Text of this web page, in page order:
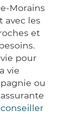
Morains
avec les
et
pour
vie
ou